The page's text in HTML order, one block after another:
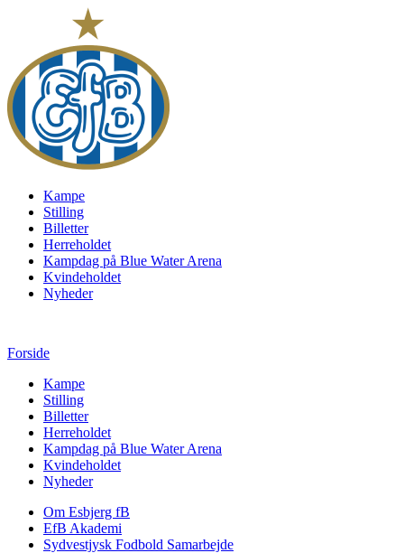
Kampe
Stilling
Billetter
Herreholdet
Kampdag på Blue Water Arena
Kvindeholdet
Nyheder
Forside
Kampe
Stilling
Billetter
Herreholdet
Kampdag på Blue Water Arena
Kvindeholdet
Nyheder
Om Esbjerg fB
EfB Akademi
Sydvestjysk Fodbold Samarbejde